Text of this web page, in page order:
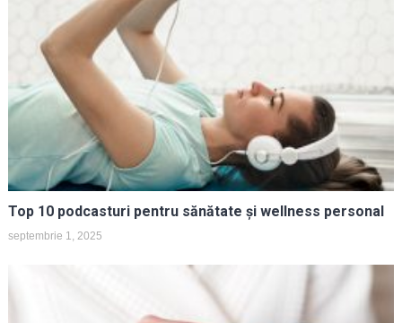
Top 10 podcasturi pentru sănătate și wellness personal
septembrie 1, 2025